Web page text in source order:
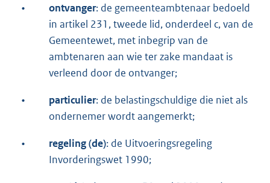
• ontvanger: de gemeenteambtenaar bedoeld
in artikel 231, tweede lid, onderdeel c, van de
Gemeentewet, met inbegrip van de
ambtenaren aan wie ter zake mandaat is
verleend door de ontvanger;
• particulier: de belastingschuldige die niet als
ondernemer wordt aangemerkt;
• regeling (de): de Uitvoeringsregeling
Invorderingswet 1990;